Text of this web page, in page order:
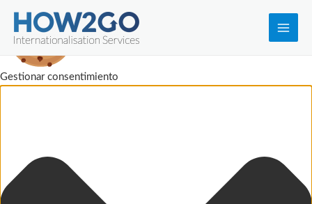
Gestionar consentimiento
Main